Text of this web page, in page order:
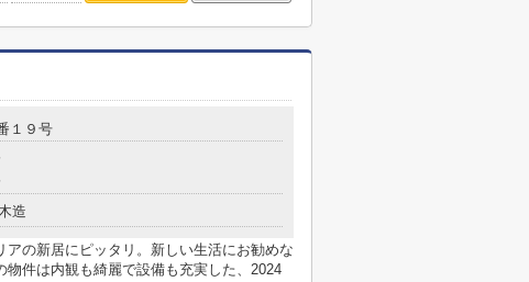
１９号
造
アの新居にピッタリ。新しい生活にお勧めな
件は内観も綺麗で設備も充実した、2024